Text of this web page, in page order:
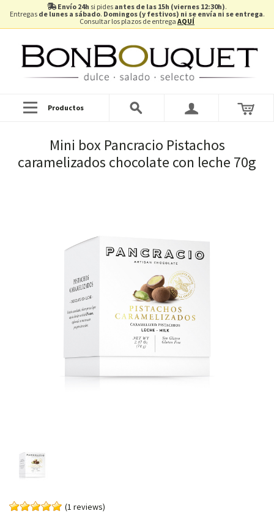
Envío 24h si pides antes de las 15h (viernes 12:30h).
Entregas de lunes a sábado. Domingos (y festivos) ni se envía ni se entrega.
Consultar los plazos de entrega AQUÍ
Productos
Mini box Pancracio Pistachos
caramelizados chocolate con leche 70g
(1 reviews)